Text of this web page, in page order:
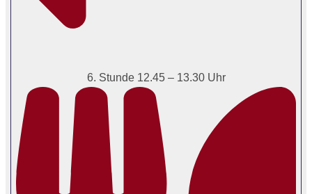
6. Stunde 12.45 – 13.30 Uhr